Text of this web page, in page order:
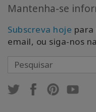
Mantenha-se
Subscreva hoje
email, ou siga-nos